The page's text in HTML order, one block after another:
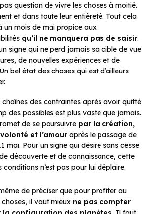
question de vivre les choses à moitié.
et dans toute leur entièreté. Tout cela
un mois de mai propice aux
qu’il ne manquera pas de saisir.
signe qui ne perd jamais sa cible de vue
de nouvelles expériences et de
bel état des choses qui est d’ailleurs
chaînes des contraintes après avoir quitté
des possibles est plus vaste que jamais.
de se poursuivre par la création,
et l’amour après le passage de
mai. Pour un signe qui désire sans cesse
découverte et de connaissance, cette
n’est pas pour lui déplaire.
de préciser que pour profiter au
il vaut mieux ne pas compter